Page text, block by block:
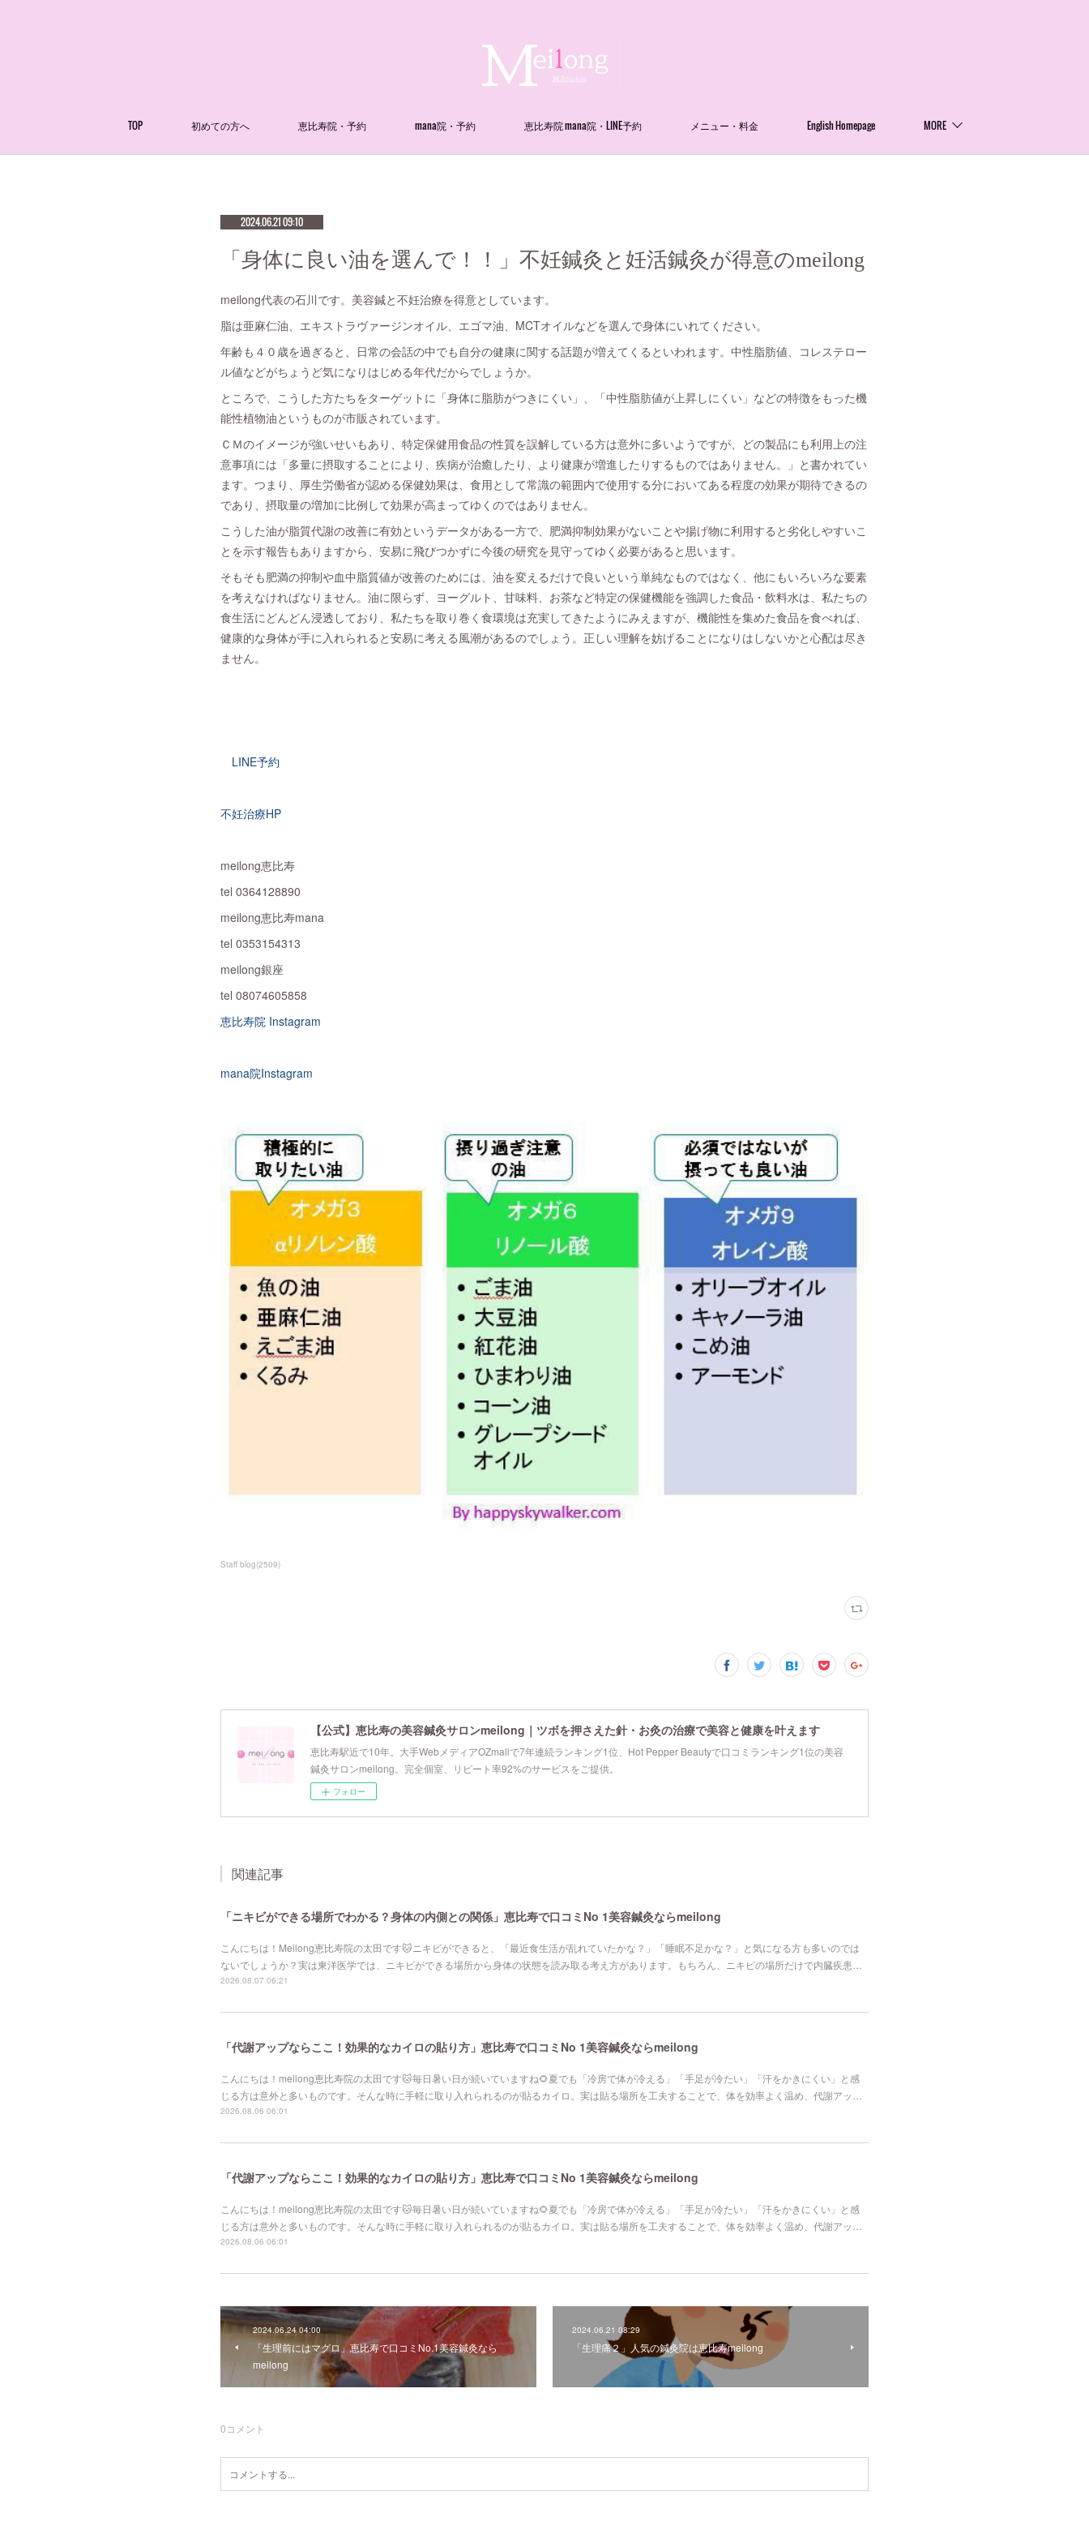
TOP 初めての方へ 恵比寿院・予約 mana院・予約 恵比寿院 mana院・LINE予約 メニュー・料金 English Homepage MORE
2024.06.21 09:10
「身体に良い油を選んで！！」不妊鍼灸と妊活鍼灸が得意のmeilong
meilong代表の石川です。美容鍼と不妊治療を得意としています。
脂は亜麻仁油、エキストラヴァージンオイル、エゴマ油、MCTオイルなどを選んで身体にいれてください。
年齢も４０歳を過ぎると、日常の会話の中でも自分の健康に関する話題が増えてくるといわれます。中性脂肪値、コレステロー
ル値などがちょうど気になりはじめる年代だからでしょうか。
ところで、こうした方たちをターゲットに「身体に脂肪がつきにくい」、「中性脂肪値が上昇しにくい」などの特徴をもった機
能性植物油というものが市販されています。
ＣＭのイメージが強いせいもあり、特定保健用食品の性質を誤解している方は意外に多いようですが、どの製品にも利用上の注
意事項には「多量に摂取することにより、疾病が治癒したり、より健康が増進したりするものではありません。」と書かれてい
ます。つまり、厚生労働省が認める保健効果は、食用として常識の範囲内で使用する分においてある程度の効果が期待できるの
であり、摂取量の増加に比例して効果が高まってゆくのではありません。
こうした油が脂質代謝の改善に有効というデータがある一方で、肥満抑制効果がないことや揚げ物に利用すると劣化しやすいこ
とを示す報告もありますから、安易に飛びつかずに今後の研究を見守ってゆく必要があると思います。
そもそも肥満の抑制や血中脂質値が改善のためには、油を変えるだけで良いという単純なものではなく、他にもいろいろな要素
を考えなければなりません。油に限らず、ヨーグルト、甘味料、お茶など特定の保健機能を強調した食品・飲料水は、私たちの
食生活にどんどん浸透しており、私たちを取り巻く食環境は充実してきたようにみえますが、機能性を集めた食品を食べれば、
健康的な身体が手に入れられると安易に考える風潮があるのでしょう。正しい理解を妨げることになりはしないかと心配は尽き
ません。
LINE予約
不妊治療HP
meilong恵比寿
tel 0364128890
meilong恵比寿mana
tel 0353154313
meilong銀座
tel 08074605858
恵比寿院 Instagram
mana院Instagram
Staff blog(2509)
【公式】恵比寿の美容鍼灸サロンmeilong｜ツボを押さえた針・お灸の治療で美容と健康を叶えます
恵比寿駅近で10年。大手WebメディアOZmallで7年連続ランキング1位、Hot Pepper Beautyで口コミランキング1位の美容
鍼灸サロンmeilong。完全個室、リピート率92%のサービスをご提供。
フォロー
関連記事
「ニキビができる場所でわかる？身体の内側との関係」恵比寿で口コミNo 1美容鍼灸ならmeilong
こんにちは！Meilong恵比寿院の太田です🐱ニキビができると、「最近食生活が乱れていたかな？」「睡眠不足かな？」と気になる方も多いのでは
ないでしょうか？実は東洋医学では、ニキビができる場所から身体の状態を読み取る考え方があります。もちろん、ニキビの場所だけで内臓疾患…
2026.08.07 06:21
「代謝アップならここ！効果的なカイロの貼り方」恵比寿で口コミNo 1美容鍼灸ならmeilong
こんにちは！meilong恵比寿院の太田です🐱毎日暑い日が続いていますね🌻夏でも「冷房で体が冷える」「手足が冷たい」「汗をかきにくい」と感
じる方は意外と多いものです。そんな時に手軽に取り入れられるのが貼るカイロ。実は貼る場所を工夫することで、体を効率よく温め、代謝アッ…
2026.08.06 06:01
「代謝アップならここ！効果的なカイロの貼り方」恵比寿で口コミNo 1美容鍼灸ならmeilong
こんにちは！meilong恵比寿院の太田です🐱毎日暑い日が続いていますね🌻夏でも「冷房で体が冷える」「手足が冷たい」「汗をかきにくい」と感
じる方は意外と多いものです。そんな時に手軽に取り入れられるのが貼るカイロ。実は貼る場所を工夫することで、体を効率よく温め、代謝アッ…
2026.08.06 06:01
2024.06.24 04:00
「生理前にはマグロ」恵比寿で口コミNo.1美容鍼灸なら
meilong
2024.06.21 08:29
「生理痛２」人気の鍼灸院は恵比寿meilong
0コメント